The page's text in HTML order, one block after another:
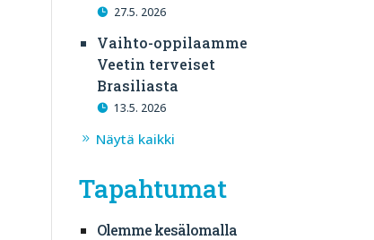
27.5. 2026
Vaihto-oppilaamme
Veetin terveiset
Brasiliasta
13.5. 2026
Näytä kaikki
Tapahtumat
Olemme kesälomalla